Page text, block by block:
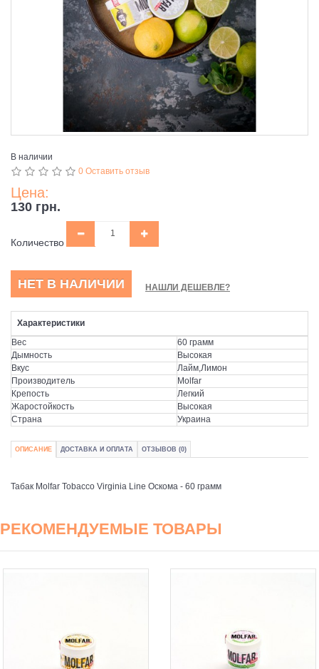
В наличии
0 Оставить отзыв
Цена:
130 грн.
Количество
НЕТ В НАЛИЧИИ НАШЛИ ДЕШЕВЛЕ?
Характеристики
Вес
60 грамм
Дымность
Высокая
Вкус
Лайм,Лимон
Производитель
Molfar
Крепость
Легкий
Жаростойкость
Высокая
Страна
Украина
ОПИСАНИЕ ДОСТАВКА И ОПЛАТА ОТЗЫВОВ (0)
Табак Molfar Tobacco Virginia Line Оскома - 60 грамм
РЕКОМЕНДУЕМЫЕ ТОВАРЫ